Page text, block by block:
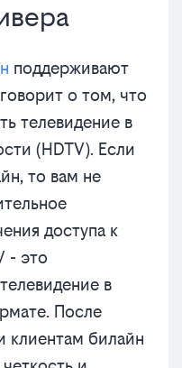
поддерживают
о том, что
телевидение в
(HDTV). Если
то вам не
доступа к
- это
в
После
клиентам билайн